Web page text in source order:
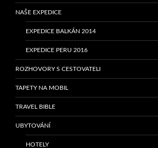
NAŠE EXPEDICE
EXPEDICE BALKÁN 2014
EXPEDICE PERU 2016
ROZHOVORY S CESTOVATELI
TAPETY NA MOBIL
TRAVEL BIBLE
UBYTOVÁNÍ
HOTELY